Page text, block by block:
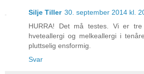
Silje Tiller 30. september 2014 kl.
HURRA! Det må testes. Vi er
hveteallergi og melkeallergi i
pluttselig ensformig.
Svar